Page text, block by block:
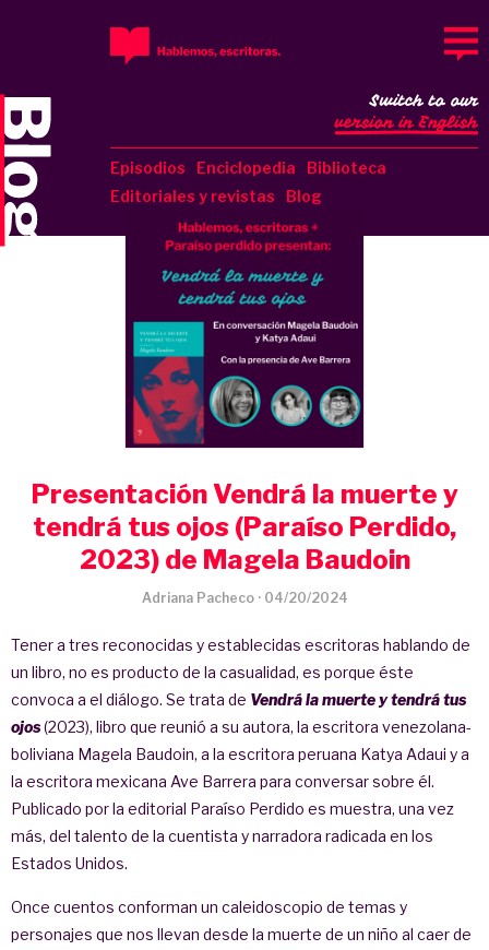
Episodios Enciclopedia
Biblioteca
Editoriales y revistas
Blog
Switch to our
version in English
Presentación Vendrá la muerte y
tendrá tus ojos (Paraíso Perdido,
2023) de Magela Baudoin
Adriana Pacheco· 04/20/2024
Tener a tres reconocidas y establecidas escritoras hablando de
un libro, no es producto de la casualidad, es porque éste
convoca a el diálogo. Se trata de Vendrá la muerte y tendrá tus
ojos(2023), libro que reunió a su autora, la escritora venezolana-
boliviana Magela Baudoin, a la escritora peruana Katya Adaui y a
la escritora mexicana Ave Barrera para conversar sobre él.
Publicado por la editorial Paraíso Perdido es muestra, una vez
más, del talento de la cuentista y narradora radicada en los
Estados Unidos.
Once cuentos conforman un caleidoscopio de temas y
personajes que nos llevan desde la muerte de un niño al caer de